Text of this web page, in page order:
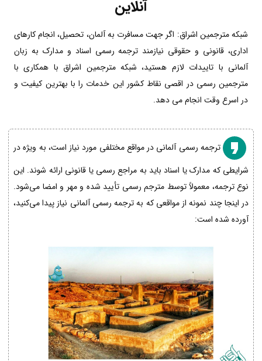
آنلاین
شبکه مترجمین اشراق: اگر جهت مسافرت به آلمان، تحصیل، انجام کارهای
اداری، قانونی و حقوقی نیازمند ترجمه رسمی اسناد و مدارک به زبان
آلمانی با تاییدات لازم هستید، شبکه مترجمین اشراق با همکاری با
مترجمین رسمی در اقصی نقاط کشور این خدمات را با بهترین کیفیت و
در اسرع وقت انجام می دهد.
ترجمه رسمی آلمانی در مواقع مختلفی مورد نیاز است، به ویژه در
شرایطی که مدارک یا اسناد باید به مراجع رسمی یا قانونی ارائه شوند. این
نوع ترجمه، معمولاً توسط مترجم رسمی تأیید شده و مهر و امضا می‌شود.
در اینجا چند نمونه از مواقعی که به ترجمه رسمی آلمانی نیاز پیدا می‌کنید،
آورده شده است: